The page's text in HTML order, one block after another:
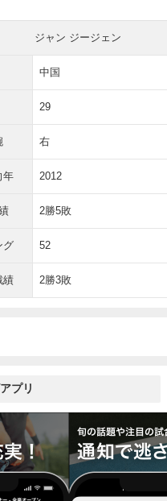
ジャン ジージェン
中国
29
右
年 2012
2勝5敗
グ 52
績 2勝3敗
プリ